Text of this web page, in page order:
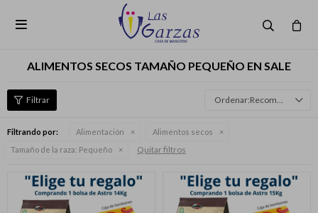

ALIMENTOS SECOS TAMAÑO PEQUEÑO EN SALE
Recomendados
Filtrando por: Alimentación
Alimentos secos
Tamaño de la raza: Pequeño Quitar filtros